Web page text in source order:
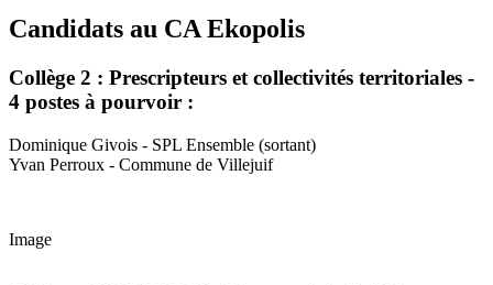
Candidats au CA Ekopolis
Collège 2 : Prescripteurs et collectivités territoriales -
4 postes à pourvoir :
Dominique Givois - SPL Ensemble (sortant)
Yvan Perroux - Commune de Villejuif
Image